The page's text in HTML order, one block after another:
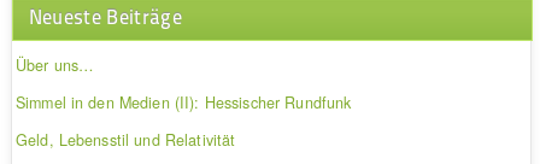
Neueste Beiträge
Über uns…
Simmel in den Medien (II): Hessischer Rundfunk
Geld, Lebensstil und Relativität